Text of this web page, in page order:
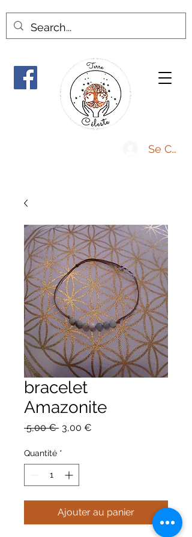
Se
bracelet
Amazonite
5,00 € Prix
3,00 €
Quantité *
Ajouter au panier